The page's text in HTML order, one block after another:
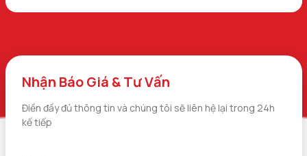
Nhận Báo Giá & Tư Vấn
Điền đầy đủ thông tin và chúng tôi sẽ liên hệ lại trong 24h
kế tiếp